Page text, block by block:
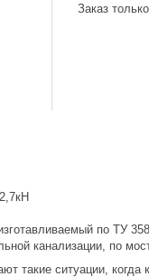
Заказ
по ТУ
канализации, по
такие ситуации,